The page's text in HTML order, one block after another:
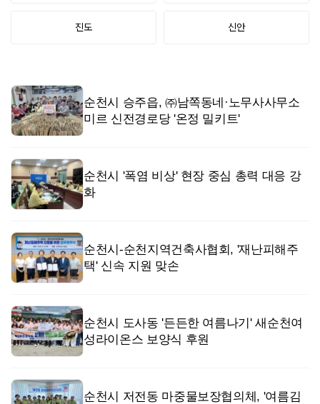
진도 신안
순천시 승주읍, ㈜남쪽동네·노무사사무소
미르 신전경로당 '온정 밀키트'
순천시 '폭염 비상' 현장 중심 총력 대응 강
화
순천시-순천지역건축사협회, '재난피해주
택' 신속 지원 맞손
순천시 도사동 '든든한 여름나기' 새순천여
성라이온스 보양식 후원
순천시 저전동 마중물보장협의체, '여름김